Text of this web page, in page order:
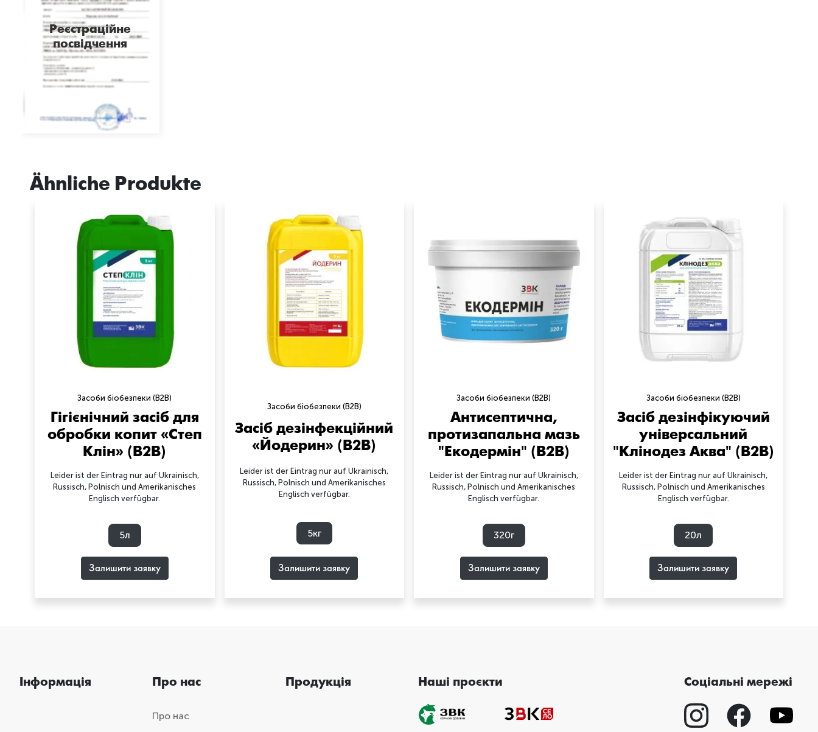
Реєстраційне
посвідчення
Ähnliche Produkte
Засоби біобезпеки (B2B)
Гігієнічний засіб для
обробки копит «Степ
Клін» (B2B)
Leider ist der Eintrag nur auf Ukrainisch,
Russisch, Polnisch und Amerikanisches
Englisch verfügbar.
5л
Залишити заявку
Засоби біобезпеки (B2B)
Засіб дезінфекційний
«Йодерин» (B2B)
Leider ist der Eintrag nur auf Ukrainisch,
Russisch, Polnisch und Amerikanisches
Englisch verfügbar.
5кг
Залишити заявку
Засоби біобезпеки (B2B)
Антисептична,
протизапальна мазь
"Екодермін" (B2B)
Leider ist der Eintrag nur auf Ukrainisch,
Russisch, Polnisch und Amerikanisches
Englisch verfügbar.
320г
Залишити заявку
Засоби біобезпеки (B2B)
Засіб дезінфікуючий
універсальний
"Клінодез Аква" (B2B)
Leider ist der Eintrag nur auf Ukrainisch,
Russisch, Polnisch und Amerikanisches
Englisch verfügbar.
20л
Залишити заявку
Інформація Про нас
Про нас
Продукція Наші проєкти Соціальні мережі